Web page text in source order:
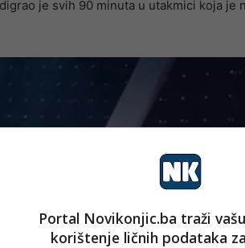
je svih 90 minuta u utakmici koja je
Portal Novikonjic.ba traži
korištenje ličnih podataka